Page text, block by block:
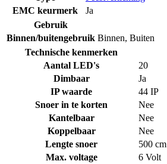
EMC keurmerk
Ja
Gebruik
Binnen/buitengebruik Binnen, Buiten
Technische kenmerken
Aantal LED's
20
Dimbaar
Ja
IP waarde
44 IP
Snoer in te korten
Nee
Kantelbaar
Nee
Koppelbaar
Nee
Lengte snoer
500 cm
Max. voltage
6 Volt